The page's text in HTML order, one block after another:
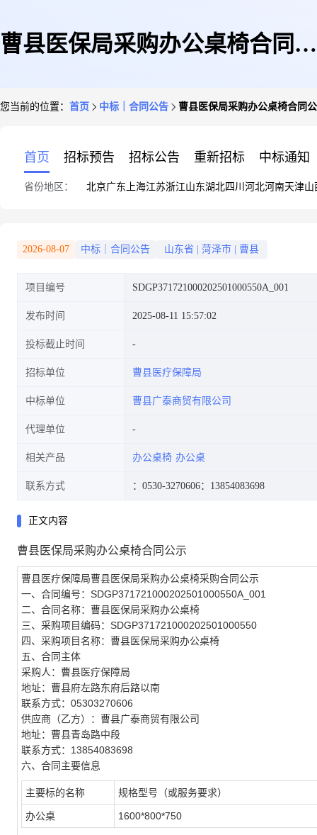
曹县医保局采购办公桌椅合同公
您当前的位置： 首页 中标｜合同公告 曹县医保局采购办公桌椅合同
首页 招标预告 招标公告 重新招标 中标通知
省份地区： 北京广东 上海江苏浙江山东湖北四川 河北河南天津山
2026-08-07 中标｜合同公告 山东省 菏泽市 曹县
项目编号 SDGP371721000202501000550A_001
发布时间 2025-08-11 15:57:02
投标截止时间
招标单位 曹县医疗保障局
中标单位 曹县广泰商贸有限公司
代理单位
相关产品 办公桌椅 办公桌
联系方式 ：0530-3270606：13854083698
正文内容
曹县医保局采购办公桌椅合同公示
曹县医疗保障局曹县医保局采购办公桌椅采购合同公示
一、合同编号：SDGP371721000202501000550A_001
二、合同名称：曹县医保局采购办公桌椅
三、采购项目编码：SDGP371721000202501000550
四、采购项目名称：曹县医保局采购办公桌椅
五、合同主体
采购人：曹县医疗保障局
地址：曹县府左路东府后路以南
联系方式：05303270606
供应商（乙方）：曹县广泰商贸有限公司
地址：曹县青岛路中段
联系方式：13854083698
六、合同主要信息
主要标的名称 规格型号（或服务要求）
办公桌 1600*800*750